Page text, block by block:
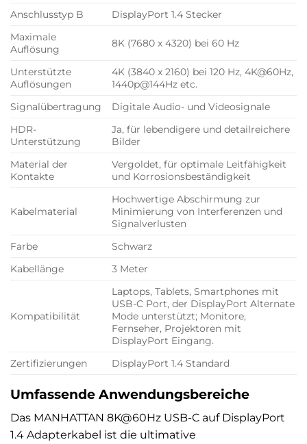
Anschlusstyp B
DisplayPort 1.4 Stecker
Maximale
Auflösung
8K (7680 x 4320) bei 60 Hz
Unterstützte
Auflösungen
4K (3840 x 2160) bei 120 Hz, 4K@60Hz,
1440p@144Hz etc.
Signalübertragung
Digitale Audio- und Videosignale
HDR-
Unterstützung
Ja, für lebendigere und detailreichere
Bilder
Material der
Kontakte
Vergoldet, für optimale Leitfähigkeit
und Korrosionsbeständigkeit
Kabelmaterial
Hochwertige Abschirmung zur
Minimierung von Interferenzen und
Signalverlusten
Farbe
Schwarz
Kabellänge
3 Meter
Kompatibilität
Laptops, Tablets, Smartphones mit
USB-C Port, der DisplayPort Alternate
Mode unterstützt; Monitore,
Fernseher, Projektoren mit
DisplayPort Eingang.
Zertifizierungen
DisplayPort 1.4 Standard
Umfassende Anwendungsbereiche
Das MANHATTAN 8K@60Hz USB-C auf DisplayPort
1.4 Adapterkabel ist die ultimative